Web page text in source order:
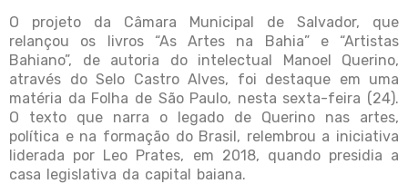
O projeto da Câmara Municipal de Salvador, que
relançou os livros “As Artes na Bahia” e “Artistas
Bahiano”, de autoria do intelectual Manoel Querino,
através do Selo Castro Alves, foi destaque em uma
matéria da Folha de São Paulo, nesta sexta-feira (24).
O texto que narra o legado de Querino nas artes,
política e na formação do Brasil, relembrou a iniciativa
liderada por Leo Prates, em 2018, quando presidia a
casa legislativa da capital baiana.